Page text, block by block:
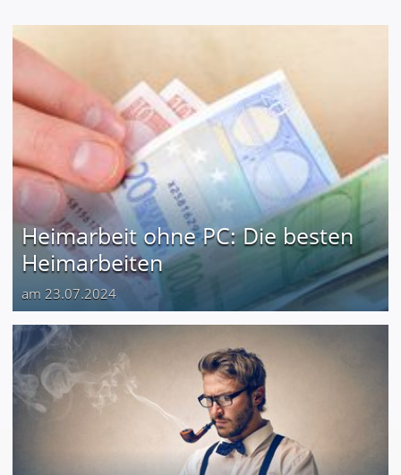
Heimarbeit ohne PC: Die besten
Heimarbeiten
am 23.07.2024